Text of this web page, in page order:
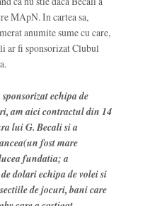
MApN. In cartea sa,
anumite sume cu care,
ar fi sponsorizat Clubul
echipa de
am aici contractul din 14
lui G. Becali si a
fost mare
fundatia; a
dolari echipa de volei si
de jocuri, bani care